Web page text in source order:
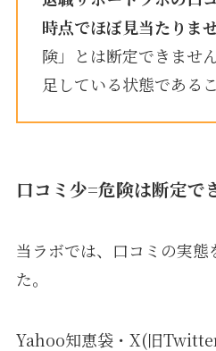
時点でほぼ見当たりませ
険」とは断定できませ
足している状態である
口コミ少=危険は断定で
当ラボでは、口コミの実
た。
Yahoo知恵袋・X(旧